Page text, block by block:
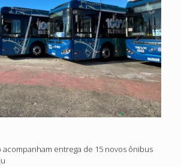
acompanham entrega de 15 novos ônibus